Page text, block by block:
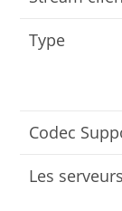
Type
Codec
Les serveurs